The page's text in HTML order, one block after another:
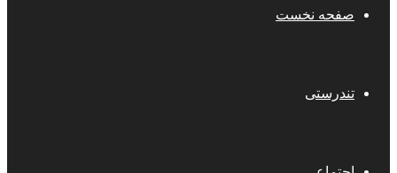
صفحه نخست
تندرستی